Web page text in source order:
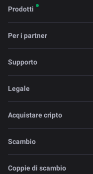
Prodotti
Per i partner
Supporto
Legale
Acquistare cripto
Scambio
Coppie di scambio